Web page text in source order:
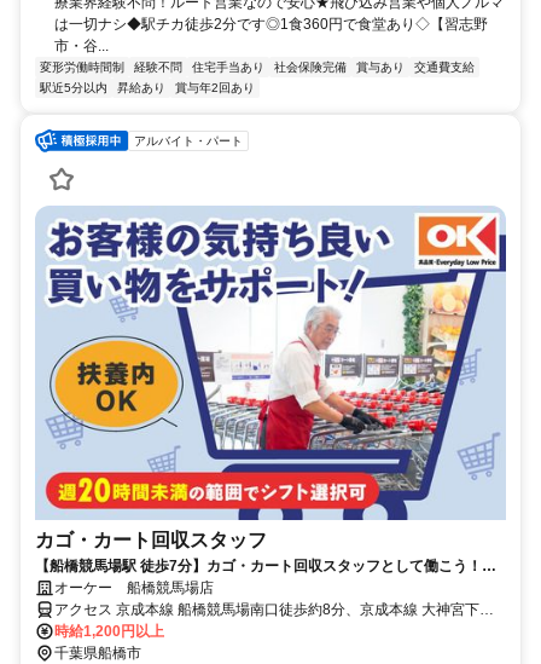
は一切ナシ◆駅チカ徒歩2分です◎1食360円で食堂あり◇【習志野
市・谷...
変形労働時間制 経験不問 住宅手当あり 社会保険完備 賞与あり
交通費支給
駅近5分以内
昇給あり 賞与年2回あり
アルバイト・パート
カゴ・カート回収スタッフ
【船橋競馬場駅 徒歩7分】カゴ・カート回収スタッフとして働こう！健
康維持にもつながる♪
オーケー 船橋競馬場店
アクセス 京成本線 船橋競馬場南口徒歩約8分、京成本線 大神宮下徒
歩約13分、ＪＲ武蔵野線 南船橋北口徒歩約14分 船橋競馬場駅 徒歩7
分 / 南船橋駅 徒歩約12分＊自転車通勤OK
時給1,200円以上
千葉県船橋市